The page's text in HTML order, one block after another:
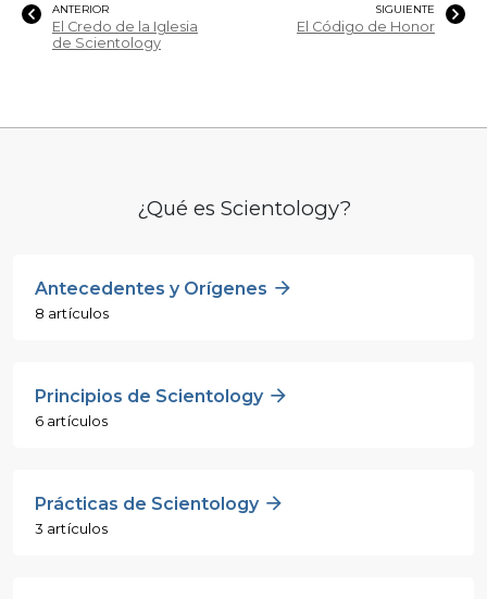
ANTERIOR
El Credo de la Iglesia
de Scientology
SIGUIENTE
El Código de Honor
¿Qué es Scientology?
Antecedentes y Orígenes
8 artículos
Principios de Scientology
6 artículos
Prácticas de Scientology
3 artículos